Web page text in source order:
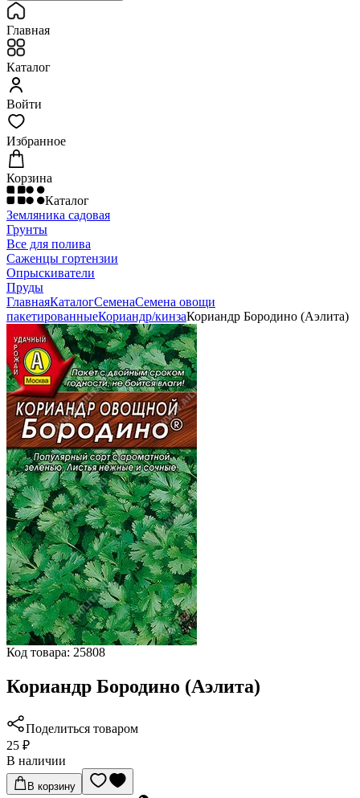
Главная
Каталог
Войти
Избранное
Корзина
Каталог
Земляника садовая
Грунты
Все для полива
Саженцы гортензии
Опрыскиватели
Пруды
ГлавнаяКаталогСеменаСемена овощи
пакетированныеКориандр/кинзаКориандр Бородино (Аэлита)
Код товара: 25808
Кориандр Бородино (Аэлита)
Поделиться товаром
25 ₽
В наличии
В корзину